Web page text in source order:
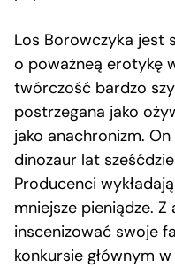
Los Borowczyka jest
o poważneą erotykę
twórczość bardzo
postrzegana jako
jako anachronizm.
dinozaur lat
Producenci
mniejsze pieniądze.
inscenizować swoje
konkursie głównym